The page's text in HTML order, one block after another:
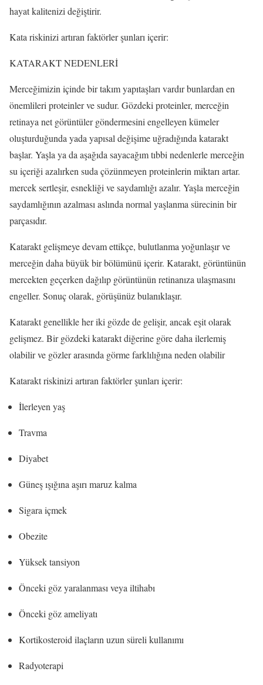
hayat kalitenizi değiştirir.
Kata riskinizi artıran faktörler şunları içerir:
KATARAKT NEDENLERİ
Merceğimizin içinde bir takım yapıtaşları vardır bunlardan en
önemlileri proteinler ve sudur. Gözdeki proteinler, merceğin
retinaya net görüntüler göndermesini engelleyen kümeler
oluşturduğunda yada yapısal değişime uğradığında katarakt
başlar. Yaşla ya da aşağıda sayacağım tıbbi nedenlerle merceğin
su içeriği azalırken suda çözünmeyen proteinlerin miktarı artar.
mercek sertleşir, esnekliği ve saydamlığı azalır. Yaşla merceğin
saydamlığının azalması aslında normal yaşlanma sürecinin bir
parçasıdır.
Katarakt gelişmeye devam ettikçe, bulutlanma yoğunlaşır ve
merceğin daha büyük bir bölümünü içerir. Katarakt, görüntünün
mercekten geçerken dağılıp görüntünün retinanıza ulaşmasını
engeller. Sonuç olarak, görüşünüz bulanıklaşır.
Katarakt genellikle her iki gözde de gelişir, ancak eşit olarak
gelişmez. Bir gözdeki katarakt diğerine göre daha ilerlemiş
olabilir ve gözler arasında görme farklılığına neden olabilir
Katarakt riskinizi artıran faktörler şunları içerir:
İlerleyen yaş
Travma
Diyabet
Güneş ışığına aşırı maruz kalma
Sigara içmek
Obezite
Yüksek tansiyon
Önceki göz yaralanması veya iltihabı
Önceki göz ameliyatı
Kortikosteroid ilaçların uzun süreli kullanımı
Radyoterapi